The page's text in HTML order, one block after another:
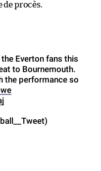
de procès.
Everton fans this
to Bournemouth.
the performance so